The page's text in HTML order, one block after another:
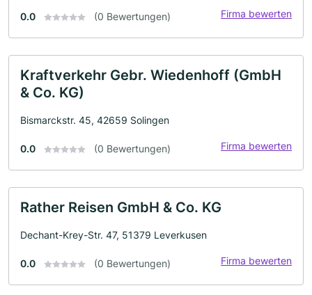
0.0 (0 Bewertungen) Firma bewerten
Kraftverkehr Gebr. Wiedenhoff (GmbH
& Co. KG)
Bismarckstr. 45, 42659 Solingen
0.0 (0 Bewertungen) Firma bewerten
Rather Reisen GmbH & Co. KG
Dechant-Krey-Str. 47, 51379 Leverkusen
0.0 (0 Bewertungen) Firma bewerten